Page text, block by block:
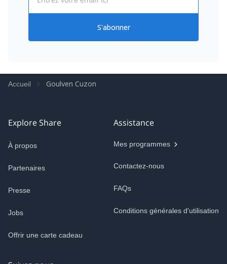
S'abonner
Accueil Goulven Cuzon
Explore Share
À propos
Partenaires
Presse
Jobs
Offrir une carte cadeau
Assistance
Mes programmes
Contactez-nous
FAQs
Conditions générales d'utilisation